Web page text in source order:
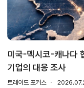
지원·사업
미국-멕시코-캐나다
기업의 대응 조사
트레이드 포커스